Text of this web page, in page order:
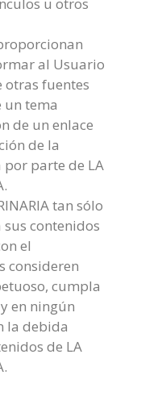
al Usuario
otras fuentes
tema
de un enlace
de la
parte de LA
tan sólo
contenidos
el
consideren
cumpla
en ningún
la debida
de LA